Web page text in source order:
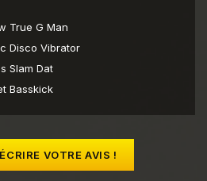
True G Man
Disco Vibrator
Slam Dat
Basskick
VOTRE AVIS !